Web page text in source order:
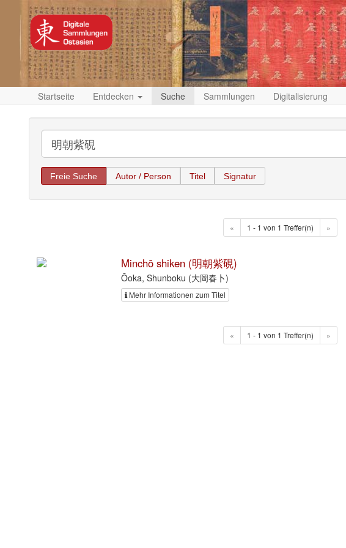
Startseite Entdecken Suche Sammlungen Digitalisierung
Freie Suche Autor / Person Titel Signatur
« 1 - 1 von 1 Treffer(n) »
Minchō shiken (明朝紫硯)
Ōoka, Shunboku (大岡春卜)
Mehr Informationen zum Titel
« 1 - 1 von 1 Treffer(n) »